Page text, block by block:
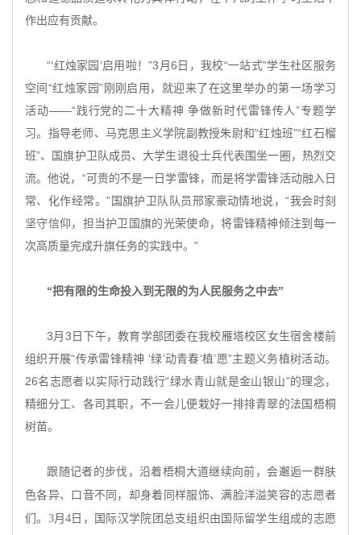
作出应有贡献。
“‘红烛家园’启用啦！”3月6日，我校“一站式”学生社区服务
空间“红烛家园”刚刚启用，就迎来了在这里举办的第一场学习
活动——“践行党的二十大精神 争做新时代雷锋传人”专题学
习。指导老师、马克思主义学院副教授朱尉和“红烛班”“红石榴
班”、国旗护卫队成员、大学生退役士兵代表围坐一圈，热烈交
流。他说，“可贵的不是一日学雷锋，而是将学雷锋活动融入日
常、化作经常。”国旗护卫队队员邢家豪动情地说，“我会时刻
坚守信仰，担当护卫国旗的光荣使命，将雷锋精神倾注到每一
次高质量完成升旗任务的实践中。”
“把有限的生命投入到无限的为人民服务之中去”
3月3日下午，教育学部团委在我校雁塔校区女生宿舍楼前
组织开展“传承雷锋精神 ‘绿’动青春‘植’愿”主题义务植树活动。
26名志愿者以实际行动践行“绿水青山就是金山银山”的理念，
精细分工、各司其职，不一会儿便栽好一排排青翠的法国梧桐
树苗。
跟随记者的步伐，沿着梧桐大道继续向前，会邂逅一群肤
色各异、口音不同，却身着同样服饰、满脸洋溢笑容的志愿者
们。 3月4日，国际汉学院团总支组织由国际留学生组成的志愿